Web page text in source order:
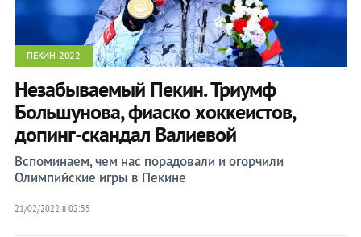
Прыжки с
трамплина
Санный
Скелетон
Сноуборд
Фигурное
катание
Фристайл
Хоккей
ПЕКИН-2022
Незабываемый Пекин. Триумф
Большунова, фиаско хоккеистов,
допинг-скандал Валиевой
Вспоминаем, чем нас порадовали и огорчили
Олимпийские игры в Пекине
21/02/2022 в 02:55
Прыжки с
трамплина
Санный
Скелетон
Сноуборд
Фигурное
катание
Фристайл
Хоккей